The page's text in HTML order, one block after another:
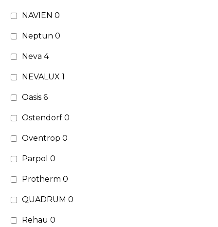
NAVIEN0
Neptun0
Neva4
NEVALUX1
Oasis6
Ostendorf0
Oventrop0
Parpol0
Protherm0
QUADRUM0
Rehau0